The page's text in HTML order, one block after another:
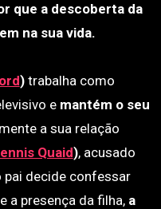
que a descoberta da
na sua vida.
)trabalha como
e mantém o seu
a sua relação
Quaid), acusado
pai decide confessar
a presença da filha, a